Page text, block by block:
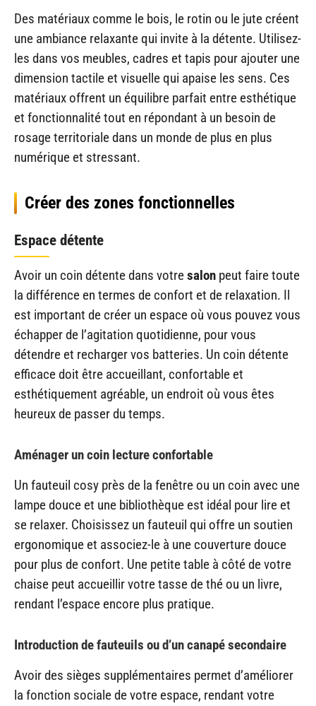
Des matériaux comme le bois, le rotin ou le jute créent
une ambiance relaxante qui invite à la détente. Utilisez-
les dans vos meubles, cadres et tapis pour ajouter une
dimension tactile et visuelle qui apaise les sens. Ces
matériaux offrent un équilibre parfait entre esthétique
et fonctionnalité tout en répondant à un besoin de
rosage territoriale dans un monde de plus en plus
numérique et stressant.
Créer des zones fonctionnelles
Espace détente
Avoir un coin détente dans votresalon peut faire toute
la différence en termes de confort et de relaxation. Il
est important de créer un espace où vous pouvez vous
échapper de l’agitation quotidienne, pour vous
détendre et recharger vos batteries. Un coin détente
efficace doit être accueillant, confortable et
esthétiquement agréable, un endroit où vous êtes
heureux de passer du temps.
Aménager un coin lecture confortable
Un fauteuil cosy près de la fenêtre ou un coin avec une
lampe douce et une bibliothèque est idéal pour lire et
se relaxer. Choisissez un fauteuil qui offre un soutien
ergonomique et associez-le à une couverture douce
pour plus de confort. Une petite table à côté de votre
chaise peut accueillir votre tasse de thé ou un livre,
rendant l’espace encore plus pratique.
Introduction de fauteuils ou d’un canapé secondaire
Avoir des sièges supplémentaires permet d’améliorer
la fonction sociale de votre espace, rendant votre